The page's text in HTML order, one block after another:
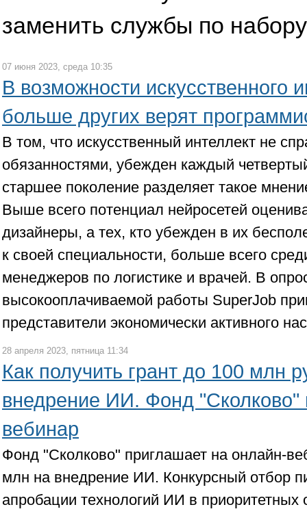
заменить службы по
07 июня 2023, среда 10:35
В возможности искусственного
больше других верят
В том, что искусственный интеллект не
обязанностями, убежден каждый
старшее поколение разделяет такое
Выше всего потенциал нейросетей
дизайнеры, а тех, кто убежден в их
к своей специальности, больше всего
менеджеров по логистике и врачей. В
высокооплачиваемой работы SuperJob
представители экономически активного
28 апреля 2023, пятница 11:34
Как получить грант до 100 млн
внедрение ИИ. Фонд "Сколково"
вебинар
Фонд "Сколково" приглашает на онлайн-
млн на внедрение ИИ. Конкурсный отбор
апробации технологий ИИ в